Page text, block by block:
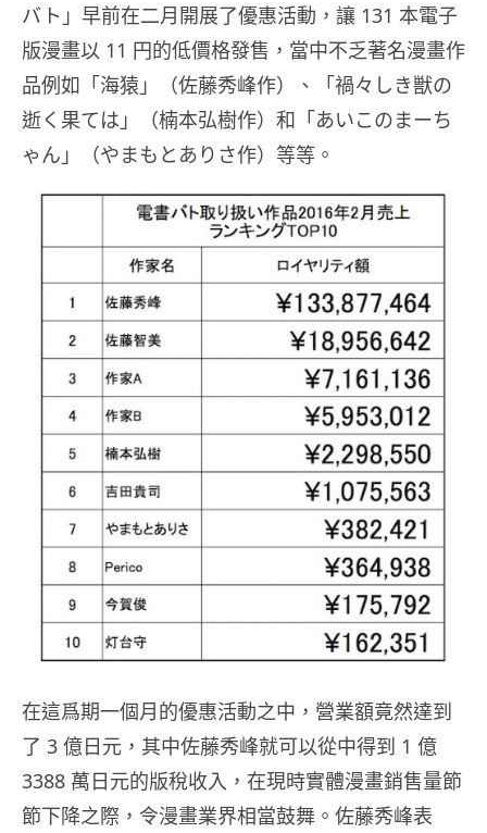
バト」早前在二月開展了優惠活動，讓 131 本電子
版漫畫以 11 円的低價格發售，當中不乏著名漫畫作
品例如「海猿」（佐藤秀峰作）、「禍々しき獣の
逝く果ては」（楠本弘樹作）和「あいこのまーち
ゃん」（やまもとありさ作）等等。
在這爲期一個月的優惠活動之中，營業額竟然達到
了 3 億日元，其中佐藤秀峰就可以從中得到 1 億
3388 萬日元的版稅收入，在現時實體漫畫銷售量節
節下降之際，令漫畫業界相當鼓舞。佐藤秀峰表